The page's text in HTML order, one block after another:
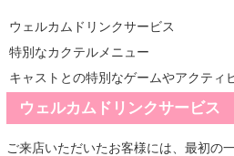
ウェルカムドリンクサービス
特別なカクテルメニュー
キャストとの特別なゲームやアクティ
ウェルカムドリンクサービス
ご来店いただいたお客様には、最初の